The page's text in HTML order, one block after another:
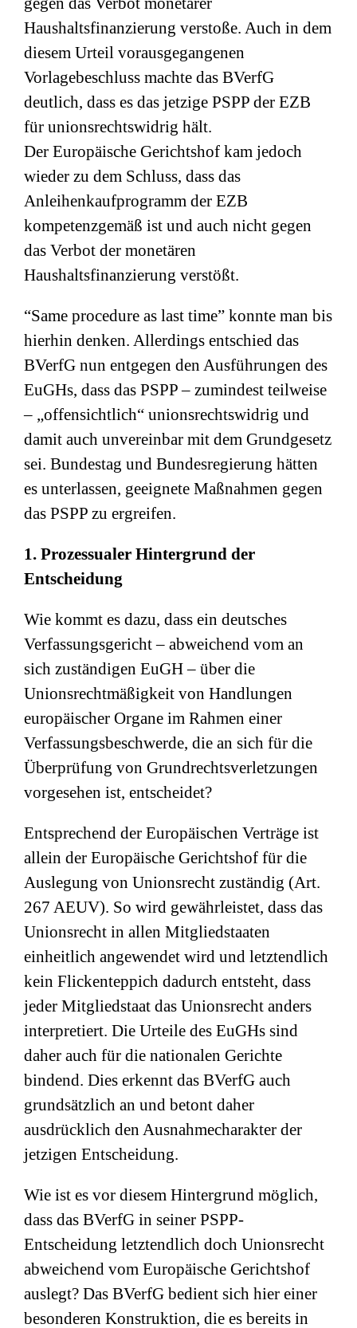
Haushaltsfinanzierung verstoße. Auch in dem
diesem Urteil vorausgegangenen
Vorlagebeschluss machte das BVerfG
deutlich, dass es das jetzige PSPP der EZB
für unionsrechtswidrig hält.
Der Europäische Gerichtshof kam jedoch
wieder zu dem Schluss, dass das
Anleihenkaufprogramm der EZB
kompetenzgemäß ist und auch nicht gegen
das Verbot der monetären
Haushaltsfinanzierung verstößt.
“Same procedure as last time” konnte man bis
hierhin denken. Allerdings entschied das
BVerfG nun entgegen den Ausführungen des
EuGHs, dass das PSPP – zumindest teilweise
– „offensichtlich“ unionsrechtswidrig und
damit auch unvereinbar mit dem Grundgesetz
sei. Bundestag und Bundesregierung hätten
es unterlassen, geeignete Maßnahmen gegen
das PSPP zu ergreifen.
1. Prozessualer Hintergrund der
Entscheidung
Wie kommt es dazu, dass ein deutsches
Verfassungsgericht – abweichend vom an
sich zuständigen EuGH – über die
Unionsrechtmäßigkeit von Handlungen
europäischer Organe im Rahmen einer
Verfassungsbeschwerde, die an sich für die
Überprüfung von Grundrechtsverletzungen
vorgesehen ist, entscheidet?
Entsprechend der Europäischen Verträge ist
allein der Europäische Gerichtshof für die
Auslegung von Unionsrecht zuständig (Art.
267 AEUV). So wird gewährleistet, dass das
Unionsrecht in allen Mitgliedstaaten
einheitlich angewendet wird und letztendlich
kein Flickenteppich dadurch entsteht, dass
jeder Mitgliedstaat das Unionsrecht anders
interpretiert. Die Urteile des EuGHs sind
daher auch für die nationalen Gerichte
bindend. Dies erkennt das BVerfG auch
grundsätzlich an und betont daher
ausdrücklich den Ausnahmecharakter der
jetzigen Entscheidung.
Wie ist es vor diesem Hintergrund möglich,
dass das BVerfG in seiner PSPP-
Entscheidung letztendlich doch Unionsrecht
abweichend vom Europäische Gerichtshof
auslegt? Das BVerfG bedient sich hier einer
besonderen Konstruktion, die es bereits in